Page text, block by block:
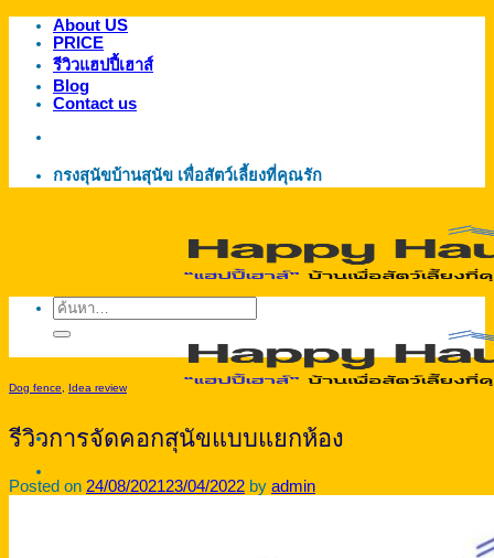
ข้าม
เนื้อหา
About US
PRICE
รีวิวแฮปปี้เฮาส์
Blog
Contact us
กรงสุนัขบ้านสุนัข เพื่อสัตว์เลี้ยงที่คุณรัก
ค้นหา:
Dog fence, Idea review
รีวิวการจัดคอกสุนัขแบบแยกห้อง
Posted on 24/08/202123/04/2022 by admin